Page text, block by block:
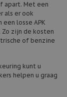
apart. Met een
als er ook
losse APK
zijn de kosten
of benzine
kunt u
helpen u graag